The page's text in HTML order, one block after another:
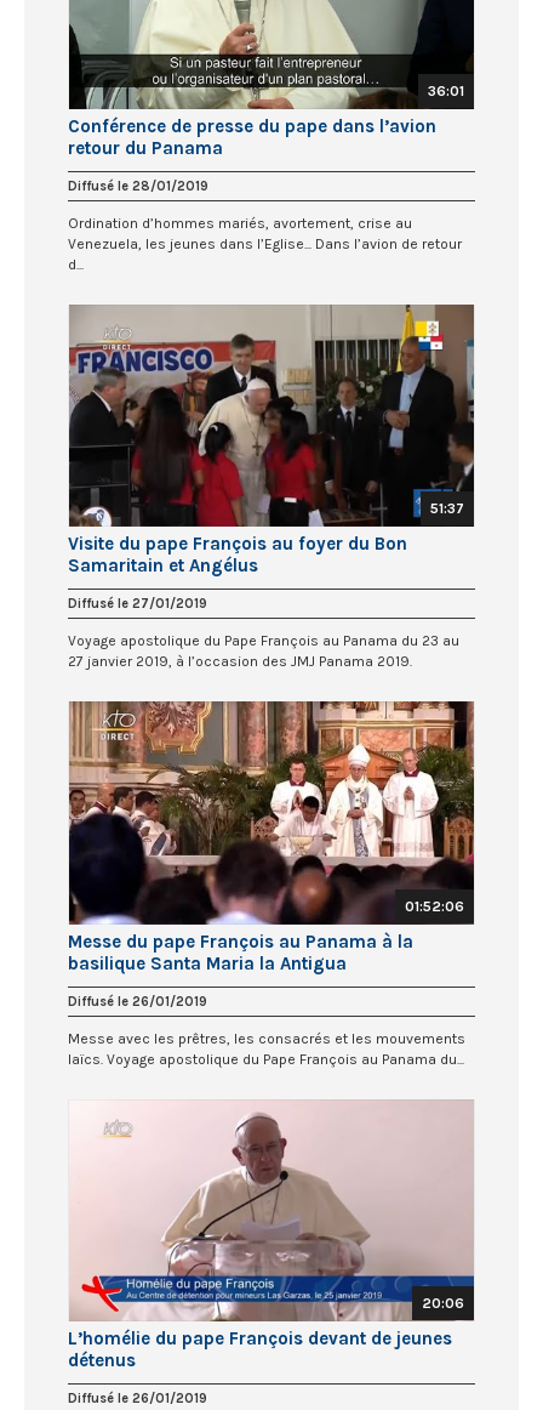
36:01
Conférence de presse du pape dans l’avion
retour du Panama
Diffusé le 28/01/2019
Ordination d’hommes mariés, avortement, crise au
Venezuela, les jeunes dans l’Eglise... Dans l’avion de retour
d...
51:37
Visite du pape François au foyer du Bon
Samaritain et Angélus
Diffusé le 27/01/2019
Voyage apostolique du Pape François au Panama du 23 au
27 janvier 2019, à l’occasion des JMJ Panama 2019.
01:52:06
Messe du pape François au Panama à la
basilique Santa Maria la Antigua
Diffusé le 26/01/2019
Messe avec les prêtres, les consacrés et les mouvements
laïcs. Voyage apostolique du Pape François au Panama du...
20:06
L’homélie du pape François devant de jeunes
détenus
Diffusé le 26/01/2019